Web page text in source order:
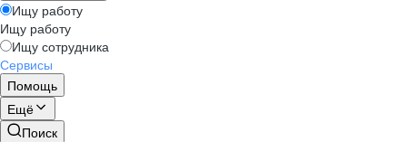
Ищу работу
Ищу работу
Ищу сотрудника
Сервисы
Помощь
Ещё
Поиск